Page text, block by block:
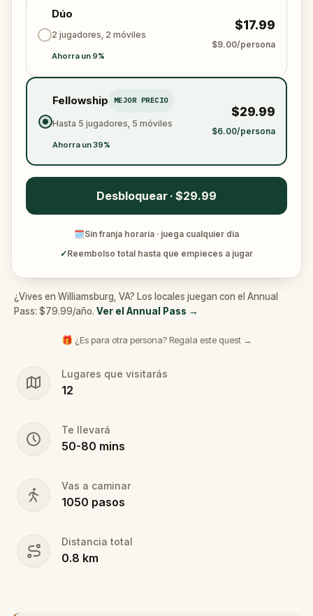
Dúo
2 jugadores, 2 móviles
Ahorra un 9%
$17.99
$9.00/persona
Fellowship MEJOR PRECIO
Hasta 5 jugadores, 5 móviles
Ahorra un 39%
$29.99
$6.00/persona
Desbloquear · $29.99
🗓Sin franja horaria · juega cualquier día
✓Reembolso total hasta que empieces a jugar
¿Vives en Williamsburg, VA? Los locales juegan con el Annual
Pass: $79.99/año. Ver el Annual Pass →
🎁 ¿Es para otra persona? Regala este quest →
Lugares que visitarás
12
Te llevará
50-80 mins
Vas a caminar
1050 pasos
Distancia total
0.8 km